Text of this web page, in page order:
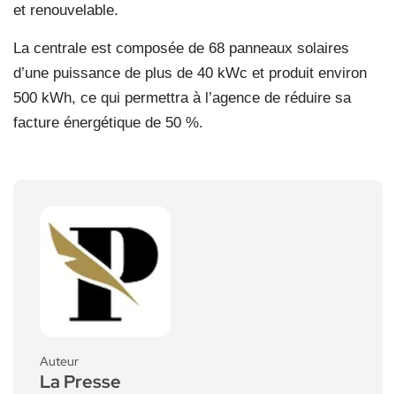
et renouvelable.
La centrale est composée de 68 panneaux solaires
d’une puissance de plus de 40 kWc et produit environ
500 kWh, ce qui permettra à l’agence de réduire sa
facture énergétique de 50 %.
Auteur
La Presse